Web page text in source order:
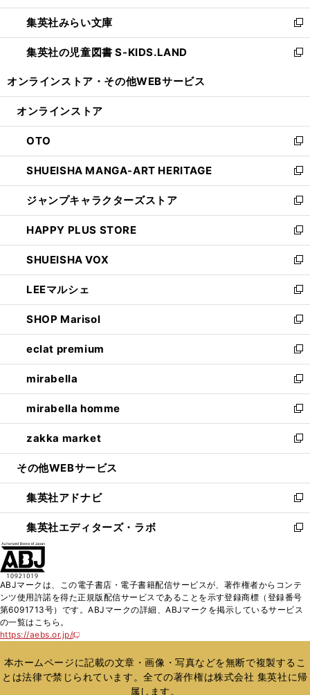
開
く
ウ
で
開
く
ン
ド
ウ
で
ウ
ィ
ン
ド
開
集英社みらい文庫
新
し
い
ン
ウ
で
開
く
集英社の児童図書 S-KIDS.LAND
新
ウ
ン
ド
ウ
で
開
く
オンラインストア・ その他WEBサービス
オンラインストア
OTO
新
し
い
ウ
ィ
ン
ド
ウ
で
開
く
SHUEISHA MANGA-ART HERITAGE
新
し
い
ウ
ィ
ン
ド
ウ
で
開
く
ジャンプキャラクターズストア
新
し
い
ウ
ィ
ン
ド
ウ
で
開
く
HAPPY PLUS STORE
新
し
い
ウ
ィ
ン
ド
ウ
で
開
く
SHUEISHA VOX
新
し
い
ウ
ィ
ン
ド
ウ
で
開
く
LEEマルシェ
新
し
い
ウ
ィ
ン
ド
ウ
で
開
く
SHOP Marisol
新
し
い
ウ
ィ
ン
ド
ウ
で
開
eclat premium
新
し
い
ウ
ィ
ン
ド
ウ
開
く
mirabella
新
し
い
ウ
ィ
ン
ウ
で
開
く
mirabella homme
新
し
い
ウ
ン
ド
ウ
で
zakka market
新
し
ウ
ィ
ン
ド
く
その他WEBサービス
集英社アドナビ
新
し
い
ド
ウ
で
集英社エディターズ・ラボ
新
ィ
ン
ド
開
く
ABJマークは、この電子書店・電子書籍配信サービスが、著作権者からコンテ
ンツ使用許諾を得た正規版配信サービスであることを示す登録商標（登録番号
第6091713号）です。ABJマークの詳細、ABJマークを掲示しているサービス
の一覧はこちら。
https://aebs.or.jp/
新
い
ウ
ィ
本ホームページに記載の文章・画像・写真などを無断で複製するこ
とは法律で禁じられています。全ての著作権は株式会社 集英社に帰
属します。